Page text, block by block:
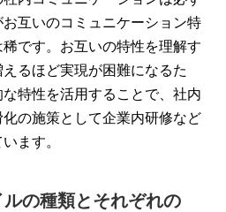
互いのコミュニケーション特
です。お互いの特性を理解す
るほど実現が困難になるた
特性を活用することで、社内
の施策として企業内研修など
ます。
の種類とそれぞれの